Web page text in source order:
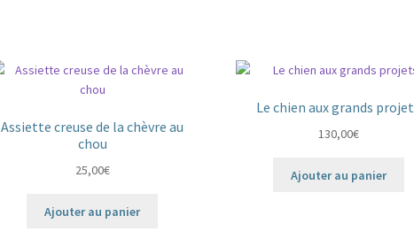
Assiette creuse de la chèvre au
chou
25,00€
Ajouter au panier
Le chien aux grands
130,00€
Ajouter au panier